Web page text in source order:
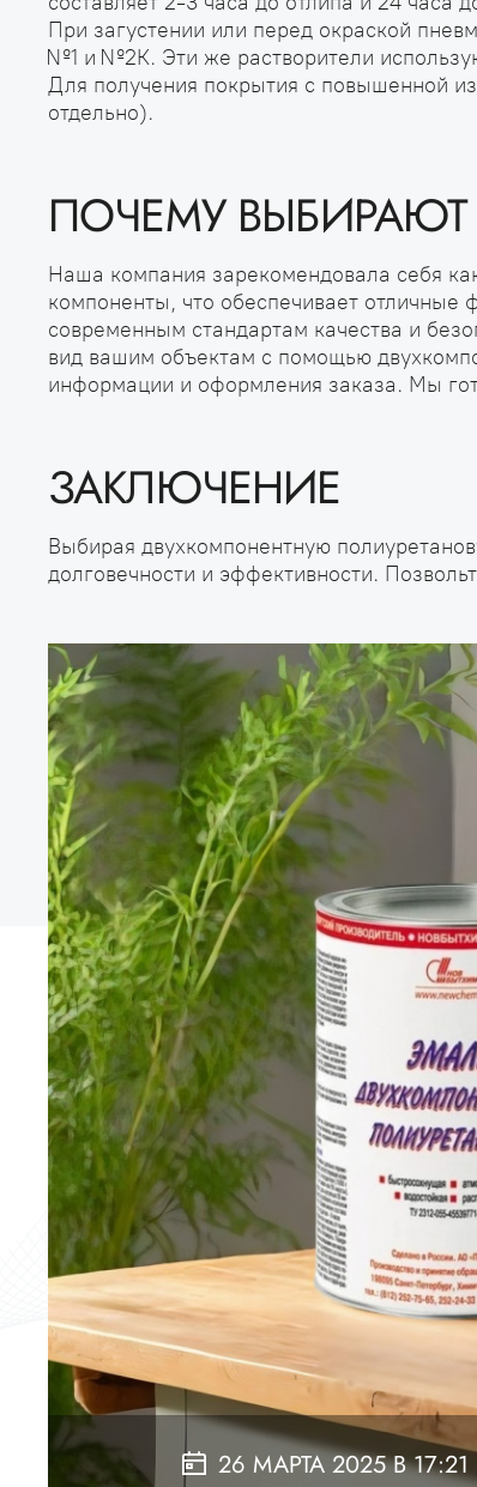
При загустении или перед окраской
№1 и №2К. Эти же растворители
Для получения покрытия с повышенной
отдельно).
ПОЧЕМУ
Наша компания зарекомендовала себя
компоненты, что обеспечивает
современным стандартам качества и
вид вашим объектам с помощью
информации и оформления заказа. Мы
ЗАКЛЮЧЕНИЕ
Выбирая двухкомпонентную
долговечности и эффективности.
26 МАРТА 2025 В 17:21